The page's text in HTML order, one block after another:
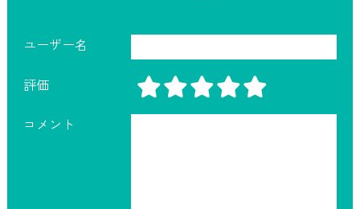
ユーザー名
評価
コメント